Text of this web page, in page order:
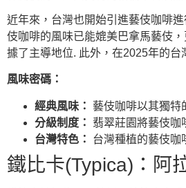
近年來，台灣也開始引進藝伎咖啡
伎咖啡的風味已能媲美巴拿馬藝伎
據了主導地位. 此外，在2025年的
風味密碼：
經典風味： 藝伎咖啡以其獨特
分級制度： 翡翠莊園將藝伎咖
台灣特色：
台灣種植的藝伎咖
鐵比卡(Typica)：阿